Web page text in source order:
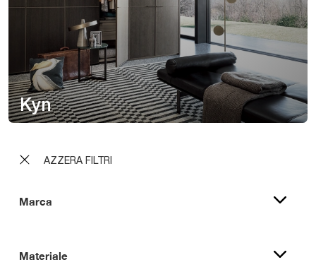
AZZERA FILTRI
Marca
Materiale
Kyn